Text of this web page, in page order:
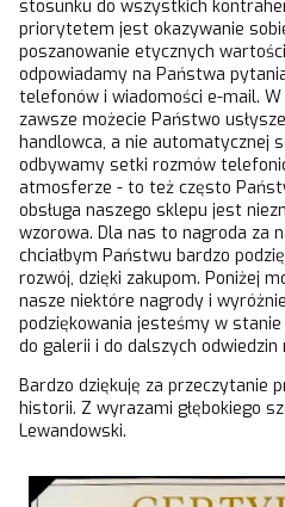
stosunku do wszystkich
priorytetem jest okazywanie
poszanowanie etycznych
odpowiadamy na Państwa
telefonów i wiadomości e-mail.
zawsze możecie Państwo
handlowca, a nie automatycznej
odbywamy setki rozmów
atmosferze - to też często
obsługa naszego sklepu jest
wzorowa. Dla nas to nagroda za
chciałbym Państwu bardzo
rozwój, dzięki zakupom. Poniżej
nasze niektóre nagrody i
podziękowania jesteśmy w
do galerii i do dalszych odwiedzin
Bardzo dziękuję za przeczytanie
historii. Z wyrazami głębokiego
Lewandowski.